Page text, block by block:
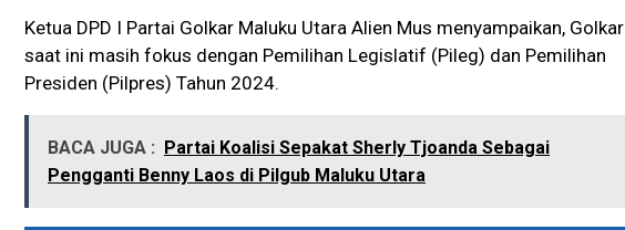
Ketua DPD I Partai Golkar Maluku Utara Alien Mus menyampaikan, Golkar
saat ini masih fokus dengan Pemilihan Legislatif (Pileg) dan Pemilihan
Presiden (Pilpres) Tahun 2024.
BACA JUGA : Partai Koalisi Sepakat Sherly Tjoanda Sebagai
Pengganti Benny Laos di Pilgub Maluku Utara